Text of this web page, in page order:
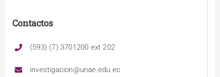
Contactos
(593) (7) 3701200 ext 202
investigacion@unae.edu.ec